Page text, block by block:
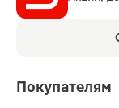
Покупателям